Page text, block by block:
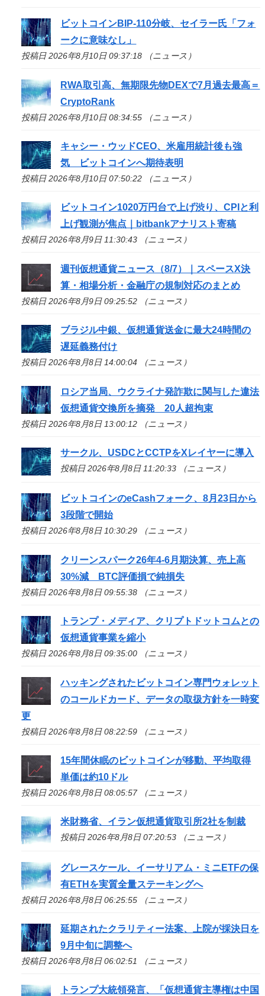
ビットコインBIP-110分岐、セイラー氏「フォ
ークに意味なし」
投稿日 2026年8月10日 09:37:18 （ニュース）
RWA取引高、無期限先物DEXで7月過去最高＝
CryptoRank
投稿日 2026年8月10日 08:34:55 （ニュース）
キャシー・ウッドCEO、米雇用統計後も強
気 ビットコインへ期待表明
投稿日 2026年8月10日 07:50:22 （ニュース）
ビットコイン1020万円台で上げ渋り、CPIと利
上げ観測が焦点｜bitbankアナリスト寄稿
投稿日 2026年8月9日 11:30:43 （ニュース）
週刊仮想通貨ニュース（8/7）｜スペースX決
算・相場分析・金融庁の規制対応のまとめ
投稿日 2026年8月9日 09:25:52 （ニュース）
ブラジル中銀、仮想通貨送金に最大24時間の
遅延義務付け
投稿日 2026年8月8日 14:00:04 （ニュース）
ロシア当局、ウクライナ発詐欺に関与した違法
仮想通貨交換所を摘発 20人超拘束
投稿日 2026年8月8日 13:00:12 （ニュース）
サークル、USDCとCCTPをXレイヤーに導入
投稿日 2026年8月8日 11:20:33 （ニュース）
ビットコインのeCashフォーク、8月23日から
3段階で開始
投稿日 2026年8月8日 10:30:29 （ニュース）
クリーンスパーク26年4-6月期決算、売上高
30%減 BTC評価損で純損失
投稿日 2026年8月8日 09:55:38 （ニュース）
トランプ・メディア、クリプトドットコムとの
仮想通貨事業を縮小
投稿日 2026年8月8日 09:35:00 （ニュース）
ハッキングされたビットコイン専門ウォレット
のコールドカード、データの取扱方針を一時変
更
投稿日 2026年8月8日 08:22:59 （ニュース）
15年間休眠のビットコインが移動、平均取得
単価は約10ドル
投稿日 2026年8月8日 08:05:57 （ニュース）
米財務省、イラン仮想通貨取引所2社を制裁
投稿日 2026年8月8日 07:20:53 （ニュース）
グレースケール、イーサリアム・ミニETFの保
有ETHを実質全量ステーキングへ
投稿日 2026年8月8日 06:25:55 （ニュース）
延期されたクラリティー法案、上院が採決日を
9月中旬に調整へ
投稿日 2026年8月8日 06:02:51 （ニュース）
トランプ大統領発言、「仮想通貨主導権は中国